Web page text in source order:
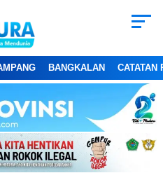
BANGKALAN CATATAN